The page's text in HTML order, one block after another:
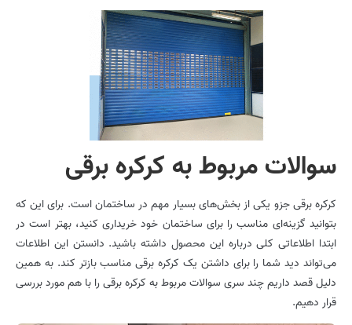
سوالات مربوط به کرکره برقی
کرکره برقی جزو یکی از بخش‌های بسیار مهم در ساختمان است. برای این که
بتوانید گزینه‌ای مناسب را برای ساختمان خود خریداری کنید، بهتر است در
ابتدا اطلاعاتی کلی درباره این محصول داشته باشید. دانستن این اطلاعات
می‌تواند دید شما را برای داشتن یک کرکره برقی مناسب بازتر کند. به همین
دلیل قصد داریم چند سری سوالات مربوط به کرکره برقی را با هم مورد بررسی
قرار دهیم.